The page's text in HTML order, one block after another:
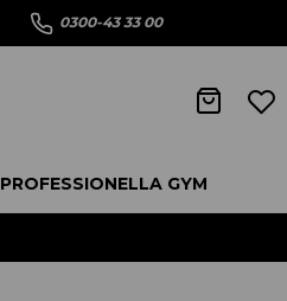
0300-43 33 00
PROFESSIONELLA GYM